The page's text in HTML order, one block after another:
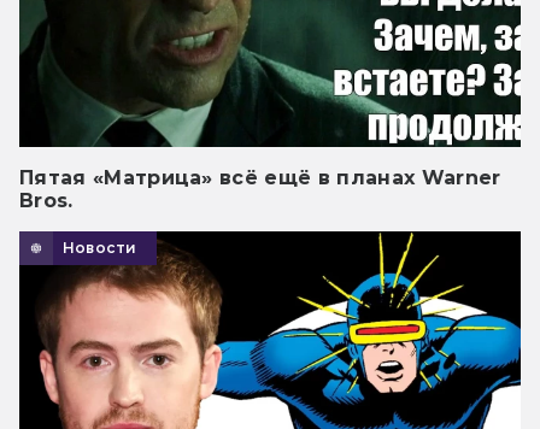
Пятая «Матрица» всё ещё в планах Warner
Bros.
Новости